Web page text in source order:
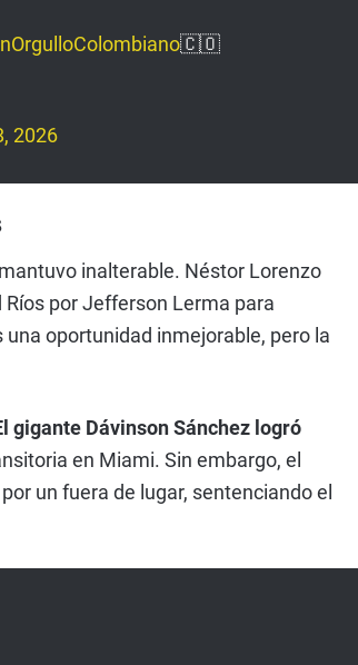
🇨🇴
2026
inalterable. Néstor Lorenzo
por Jefferson Lerma para
oportunidad inmejorable, pero la
gigante Dávinson Sánchez logró
en Miami. Sin embargo, el
un fuera de lugar, sentenciando el